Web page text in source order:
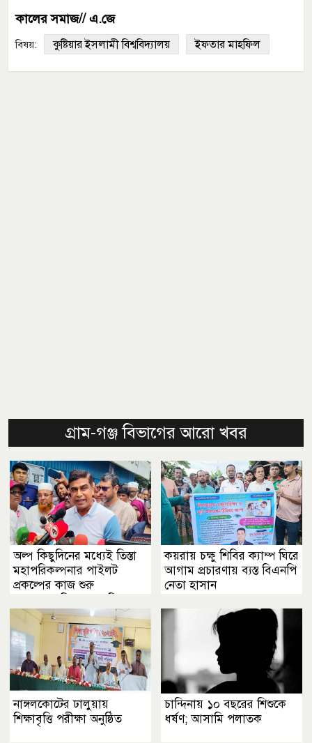
কালের সমাজ// এ.জে
বিষয়: কুষ্টিয়ার ইসলামী বিশ্ববিদ্যালয় ইফতার মাহফিল
গ্রাম-গঞ্জ বিভাগের আরো খবর
অল্প কিছুদিনের মধ্যেই তিস্তা
মহাপরিকল্পনার পাইলট
প্রকল্পের কাজ শুরু
প্রতিমন্ত্রী
কয়রায় চক্ষু শিবির ক্যাম্প ঘিরে
আগাম প্রচারণায় ব্যস্ত বিএনপি
নেতা হাসান
নাঙ্গলকোটের ঢালুয়ায়
শিক্ষাবৃত্তি পরীক্ষা অনুষ্ঠিত
চান্দিনায় ১০ বছরের শিশুকে
ধর্ষণ; আসামি পলাতক